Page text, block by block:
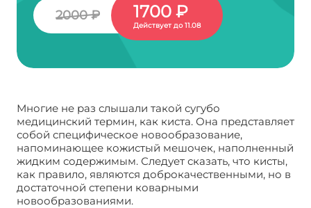
2000 ₽ 1700 ₽
Действует до 11.08
Многие не раз слышали такой сугубо
медицинский термин, как киста. Она представляет
собой специфическое новообразование,
напоминающее кожистый мешочек, наполненный
жидким содержимым. Следует сказать, что кисты,
как правило, являются доброкачественными, но в
достаточной степени коварными
новообразованиями.